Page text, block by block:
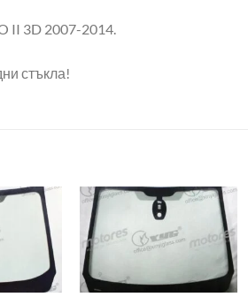
II 3D 2007-2014.
стъкла!